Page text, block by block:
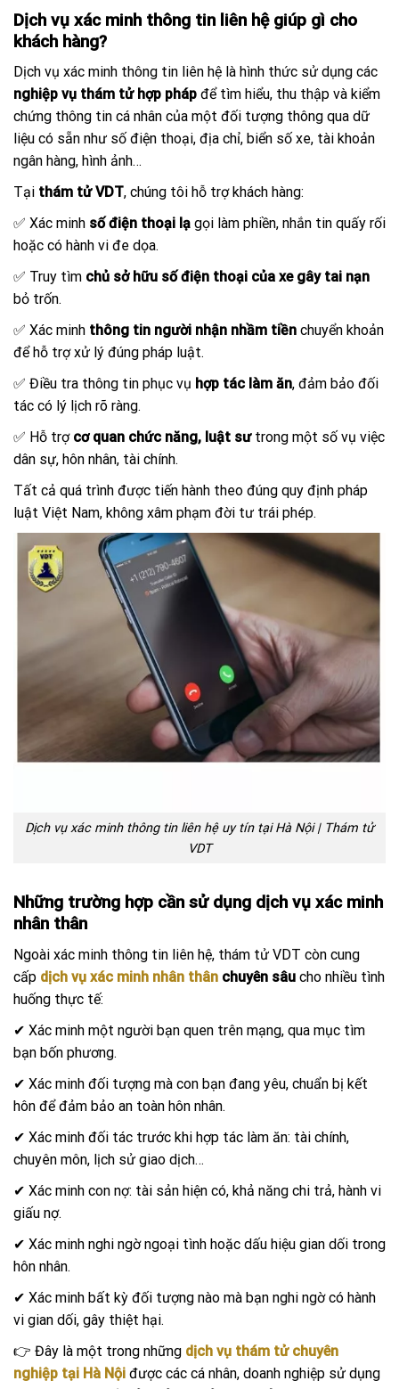
Dịch vụ xác minh thông tin liên hệ giúp gì cho
khách hàng?
Dịch vụ xác minh thông tin liên hệ là hình thức sử dụng các
nghiệp vụ thám tử hợp pháp để tìm hiểu, thu thập và kiểm
chứng thông tin cá nhân của một đối tượng thông qua dữ
liệu có sẵn như số điện thoại, địa chỉ, biển số xe, tài khoản
ngân hàng, hình ảnh…
Tại thám tử VDT, chúng tôi hỗ trợ khách hàng:
✅ Xác minh số điện thoại lạ gọi làm phiền, nhắn tin quấy rối
hoặc có hành vi đe dọa.
✅ Truy tìm chủ sở hữu số điện thoại của xe gây tai nạn
bỏ trốn.
✅ Xác minh thông tin người nhận nhầm tiền chuyển khoản
để hỗ trợ xử lý đúng pháp luật.
✅ Điều tra thông tin phục vụ hợp tác làm ăn, đảm bảo đối
tác có lý lịch rõ ràng.
✅ Hỗ trợ cơ quan chức năng, luật sưtrong một số vụ việc
dân sự, hôn nhân, tài chính.
Tất cả quá trình được tiến hành theo đúng quy định pháp
luật Việt Nam, không xâm phạm đời tư trái phép.
Dịch vụ xác minh thông tin liên hệ uy tín tại Hà Nội | Thám tử
VDT
Những trường hợp cần sử dụng dịch vụ xác minh
nhân thân
Ngoài xác minh thông tin liên hệ, thám tử VDT còn cung
cấp dịch vụ xác minh nhân thân chuyên sâu cho nhiều tình
huống thực tế:
✔ Xác minh một người bạn quen trên mạng, qua mục tìm
bạn bốn phương.
✔ Xác minh đối tượng mà con bạn đang yêu, chuẩn bị kết
hôn để đảm bảo an toàn hôn nhân.
✔ Xác minh đối tác trước khi hợp tác làm ăn: tài chính,
chuyên môn, lịch sử giao dịch…
✔ Xác minh con nợ: tài sản hiện có, khả năng chi trả, hành vi
giấu nợ.
✔ Xác minh nghi ngờ ngoại tình hoặc dấu hiệu gian dối trong
hôn nhân.
✔ Xác minh bất kỳ đối tượng nào mà bạn nghi ngờ có hành
vi gian dối, gây thiệt hại.
👉 Đây là một trong những dịch vụ thám tử chuyên
nghiệp tại Hà Nội được các cá nhân, doanh nghiệp sử dụng